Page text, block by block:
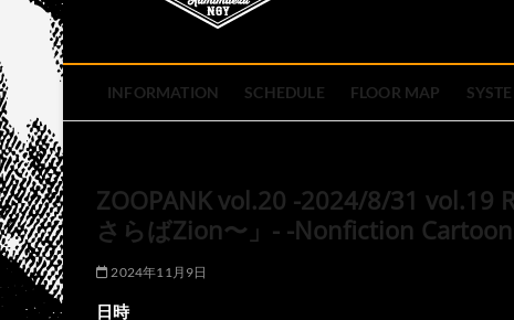
INFORMATION SCHEDULE FLOOR MAP
ZOOPANK vol.20 -2024/8/31 vol.19
さらばZion〜」- -Nonfiction
2024年11月9日
日時